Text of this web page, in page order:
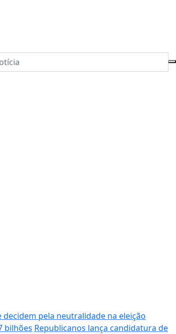
decidem pela neutralidade na eleição
bilhões Republicanos lança candidatura de